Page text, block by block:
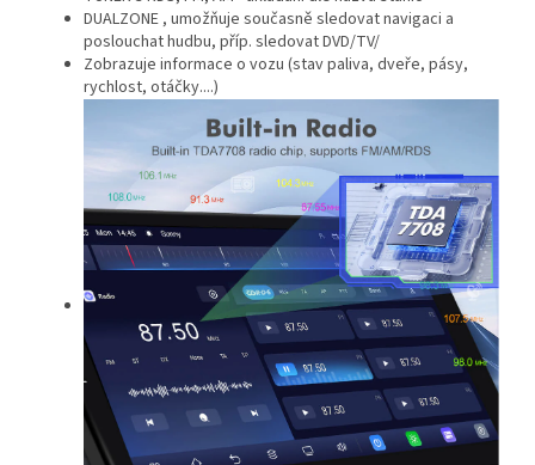
DUALZONE , umožňuje současně sledovat navigaci a
poslouchat hudbu, příp. sledovat DVD/TV/
Zobrazuje informace o vozu (stav paliva, dveře, pásy,
rychlost, otáčky....)